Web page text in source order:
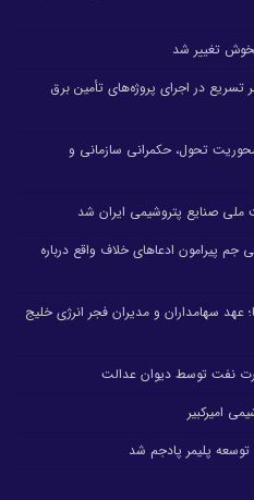
تغییر شد
در اجرای پروژه‌های تأمین برق
تحول، حکمرانی سازمانی و
صنایع پتروشیمی ایران شد
پیرامون ادعاهای خلاف واقع درباره
عهد سهامداران و مدیران فجر انرژی خلیج
نفت توسط دیوان عدالت
امیرکبیر
پلیمر پادجم شد